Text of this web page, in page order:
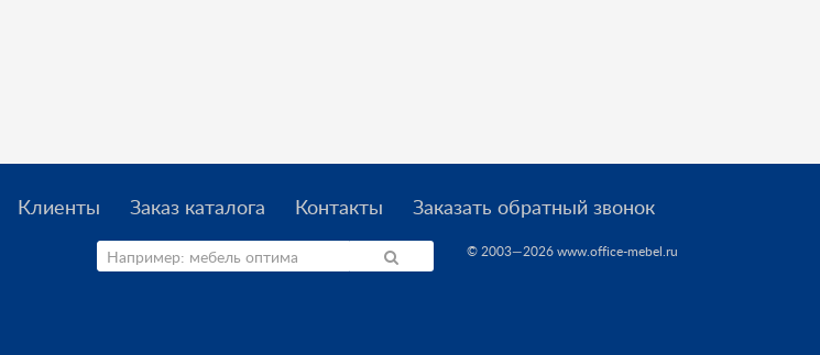
Клиенты Заказ каталога Контакты Заказать обратный звонок
© 2003—2026 www.office-mebel.ru